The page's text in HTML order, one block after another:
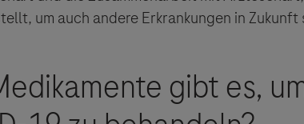
um auch andere Erkrankungen in